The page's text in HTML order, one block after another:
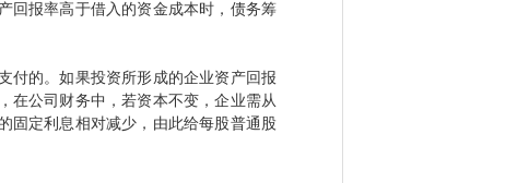
报率高于借入的资金成本时，债务筹
的。如果投资所形成的企业资产回报
在公司财务中，若资本不变，企业需从
固定利息相对减少，由此给每股普通股